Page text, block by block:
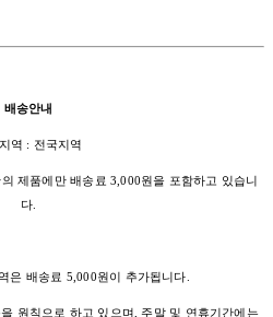
배송안내
역 : 전국지역
제품에만 배송료 3,000원을 포함하고 있습니
다.
은 배송료 5,000원이 추가됩니다.
원칙으로 하고 있으며, 주말 및 연휴기간에는